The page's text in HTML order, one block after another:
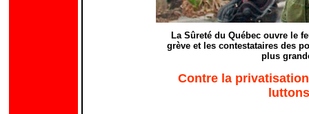
La Sûreté du Québec ouvre le
grève et les contestataires des
plus
Contre la